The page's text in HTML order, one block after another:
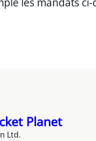
Planet
Ltd.